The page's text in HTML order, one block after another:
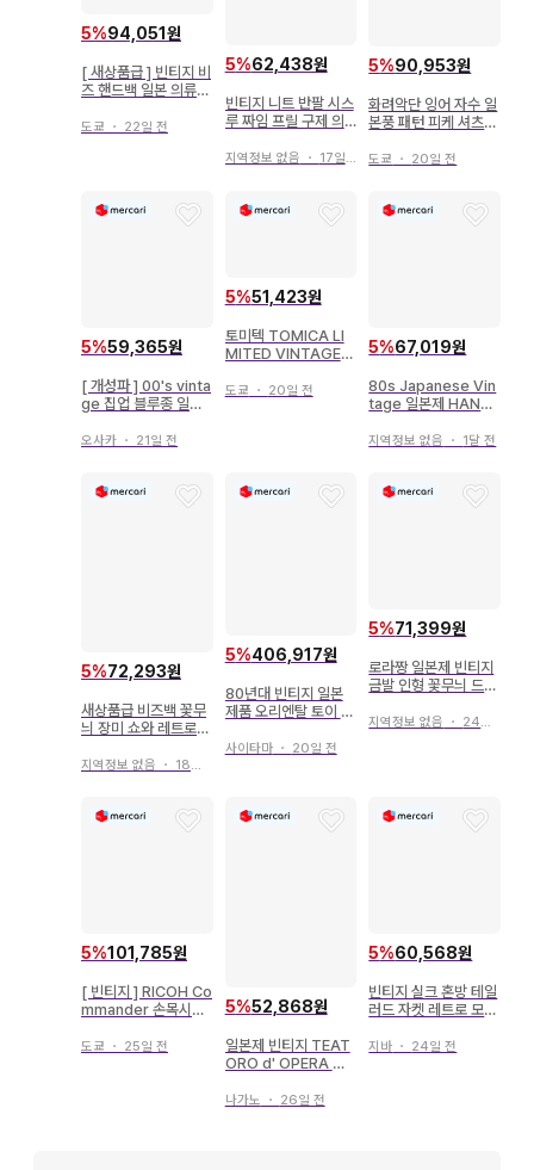
5%94,051원
[ 새상품급 ] 빈티지 비
즈 핸드백 일본 의류용
도쿄 ・ 22일 전
5%62,438원
빈티지 니트 반팔 시스
루 짜임 프릴 구제 의
본제
지역정보 없음 ・ 17일 전
5%90,953원
화려악단 잉어 자수 일
본풍 패턴 피케 셔츠
도쿄 ・ 20일 전
5%59,365원
[ 개성파 ] 00's vinta
ge 집업 블루종 일본
오사카 ・ 21일 전
5%51,423원
토미텍 TOMICA LI
MITED VINTAGE
통운(주황) LV-51b
도쿄 ・ 20일 전
5%67,019원
80s Japanese Vin
tage 일본제 HANS
지역정보 없음 ・ 1달 전
5%72,293원
새상품급 비즈백 꽃무
늬 장미 쇼와 레트로
지역정보 없음 ・ 18일 전
5%406,917원
80년대 빈티지 일본
제품 오리엔탈 토이 산
당시 제품
사이타마・ 20일 전
5%71,399원
로라짱 일본제 빈티지
금발 인형 꽃무늬 드레
지역정보 없음 ・ 24일 전
5%101,785원
[ 빈티지 ] RICOH Co
mmander 손목시계
도쿄 ・ 25일 전
5%52,868원
일본제 빈티지 TEAT
ORO d' OPERA 스
나가노 ・ 26일 전
5%60,568원
빈티지 실크 혼방 테일
러드 자켓 레트로 모던
지바 ・ 24일 전